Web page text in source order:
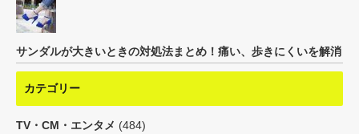
サンダルが大きいときの対処法まとめ！痛い、歩きにくいを解消
カテゴリー
TV・CM・エンタメ (484)